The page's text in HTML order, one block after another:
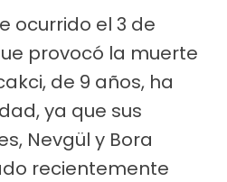
ocurrido el 3 de
provocó la muerte
de 9 años, ha
ya que sus
Nevgül y Bora
recientemente